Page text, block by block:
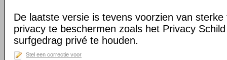
De laatste versie is tevens voorzien van
privacy te beschermen zoals het Privacy
surfgedrag privé te houden.
Stel een correctie voor